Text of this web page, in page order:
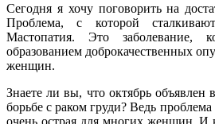
Сегодня я хочу поговорить на
Проблема, с которой
Мастопатия. Это заболевание,
образованием доброкачественных
женщин.
Знаете ли вы, что октябрь объявлен
борьбе с раком груди? Ведь
очень острая для многих женщин.